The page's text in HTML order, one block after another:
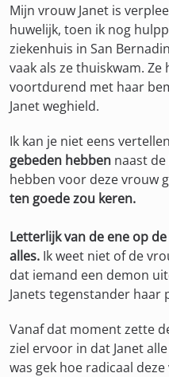
Mijn vrouw Janet is
huwelijk, toen ik nog
ziekenhuis in San
vaak als ze thuiskwam.
voortdurend met haar
Janet weghield.
Ik kan je niet eens
gebeden hebben naast
hebben voor deze vrouw
ten goede zou keren.
Letterlijk van de ene op
alles. Ik weet niet of de
dat iemand een demon
Janets tegenstander haar
Vanaf dat moment zette
ziel ervoor in dat Janet
was gek hoe radicaal